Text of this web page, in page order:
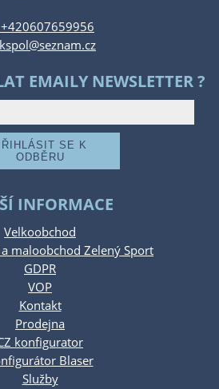
EMAILY NEWSLETTER ?
INFORMACE
Velkoobchod
maloobchod Zelený Sport
GDPR
VOP
Kontakt
Prodejna
konfigurator
Blaser
Služby